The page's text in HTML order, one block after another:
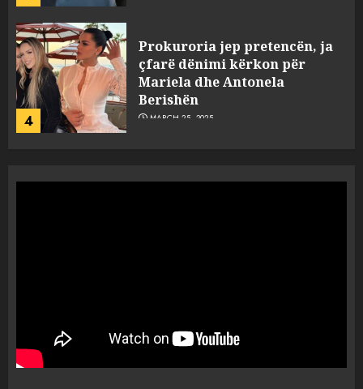
4
Prokuroria jep pretencën, ja
çfarë dënimi kërkon për
Mariela dhe Antonela
Berishën
MARCH 25, 2025
1
“bosen” Joana Nano për
abuzim me fondet publike dhe
pasuri të pajustifikuar